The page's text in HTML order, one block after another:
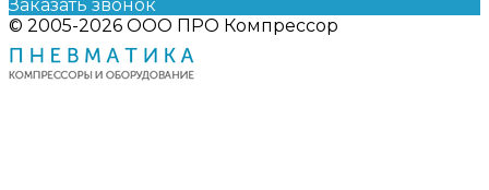
Заказать звонок
© 2005-2026 ООО ПРО Компрессор